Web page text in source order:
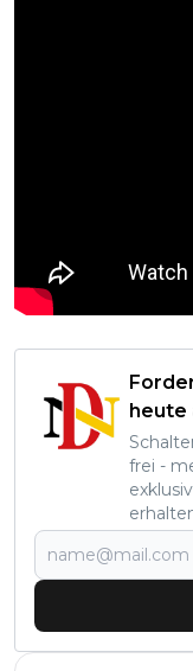
heute
frei -